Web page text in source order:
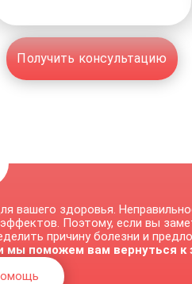
Получить консультацию
здоровья.
Поэтому, если вы
причину болезни и
поможем вам вернуться к